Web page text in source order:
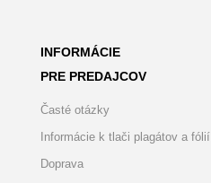
INFORMÁCIE
PRE PREDAJCOV
Časté otázky
Informácie k tlači plagátov a fólií
Doprava